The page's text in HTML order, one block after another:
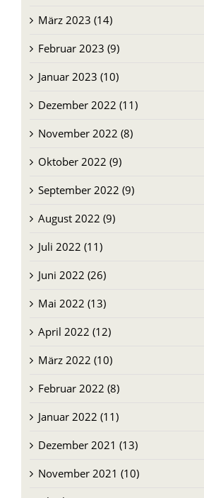
März 2023 (14)
Februar 2023 (9)
Januar 2023 (10)
Dezember 2022 (11)
November 2022 (8)
Oktober 2022 (9)
September 2022 (9)
August 2022 (9)
Juli 2022 (11)
Juni 2022 (26)
Mai 2022 (13)
April 2022 (12)
März 2022 (10)
Februar 2022 (8)
Januar 2022 (11)
Dezember 2021 (13)
November 2021 (10)